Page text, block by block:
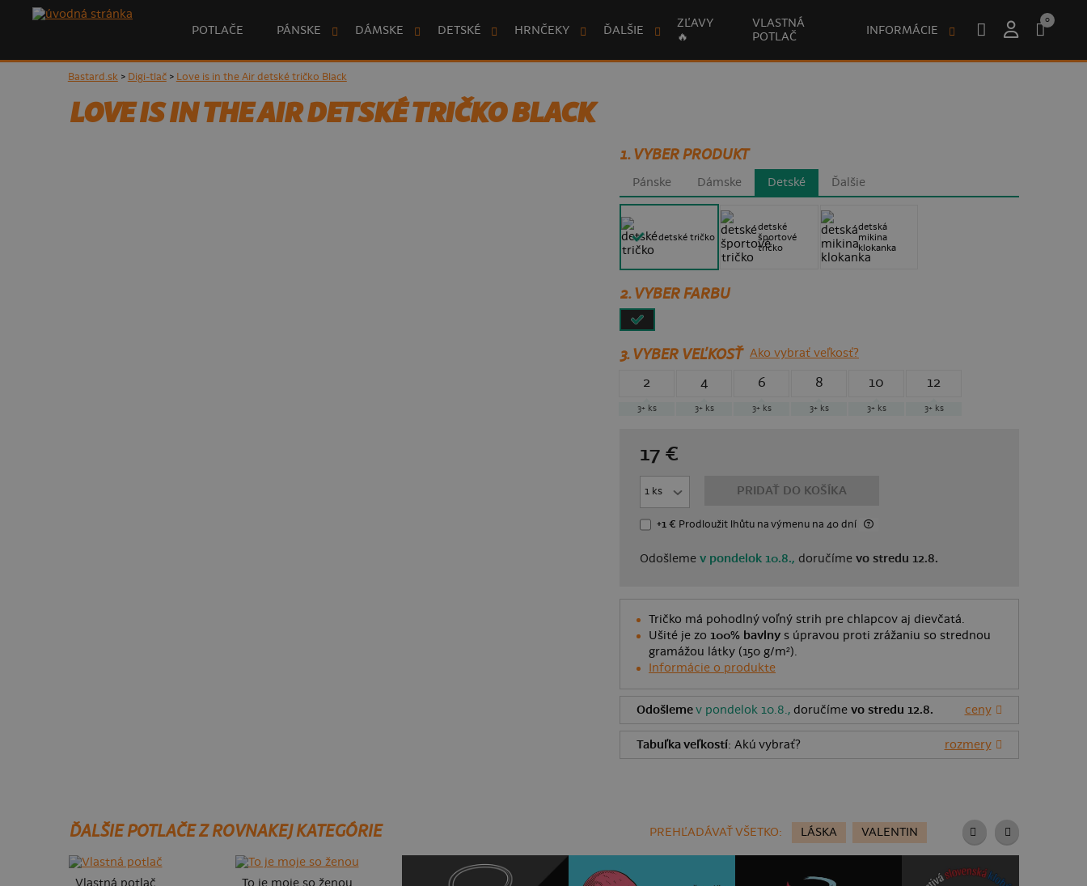
POTLAČE PÁNSKE DÁMSKE DETSKÉ HRNČEKY ĎALŠIE
ZĽAVY
🔥
VLASTNÁ
POTLAČ
INFORMÁCIE
0
Bastard.sk> Digi-tlač> Love is in the Air detské tričko Black
LOVE IS IN THE AIR DETSKÉ TRIČKO BLACK
1. VYBER PRODUKT
Pánske Dámske Detské Ďalšie
detské tričko
detské
športové
tričko
detská
mikina
klokanka
2. VYBER FARBU
3.VYBER VEĽKOSŤ Ako vybrať veľkosť?
2
3+ ks
4
3+ ks
6
3+ ks
8
3+ ks
10
3+ ks
12
3+ ks
17 €
PRIDAŤ DO KOŠÍKA
+1 € Prodloužit lhůtu na výmenu na 40 dní
Odošleme v pondelok 10.8., doručíme vo stredu 12.8.
Tričko má pohodlný voľný strih pre chlapcov aj dievčatá.
Ušité je zo 100% bavlny s úpravou proti zrážaniu so strednou
gramážou látky (150 g/m²).
Informácie o produkte
Odošlemev pondelok 10.8., doručíme vo stredu 12.8. ceny
Tabuľka veľkostí: Akú vybrať? rozmery
ĎALŠIE POTLAČE Z ROVNAKEJ KATEGÓRIE PREHĽADÁVAŤ VŠETKO: LÁSKA VALENTIN